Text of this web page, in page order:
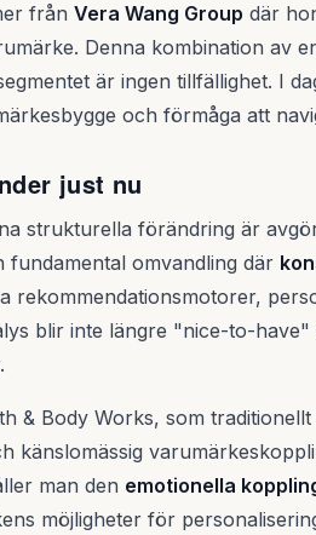
från Vera Wang Group där
Denna kombination av
är ingen tillfällighet. I
och förmåga att
just nu
strukturella förändring är
fundamental omvandling där
rekommendationsmotorer,
blir inte längre "nice-to-have"
& Body Works, som
känslomässig
man den emotionella
möjligheter för